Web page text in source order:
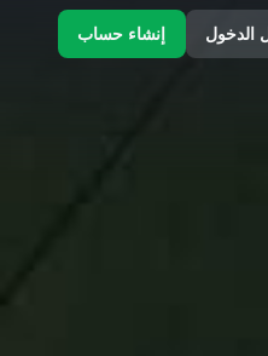
الدخول إنشاء حساب